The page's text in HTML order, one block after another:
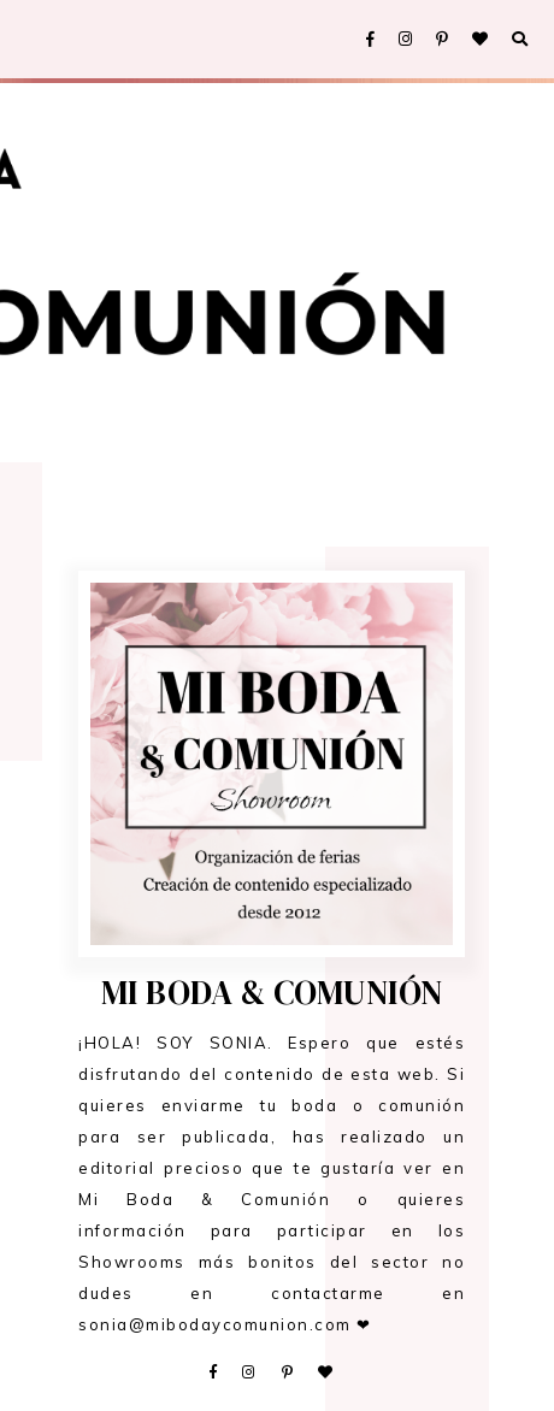
MI BODA & COMUNIÓN
¡HOLA! SOY SONIA. Espero que estés
disfrutando del contenido de esta web. Si
quieres enviarme tu boda o comunión
para ser publicada, has realizado un
editorial precioso que te gustaría ver en
Mi Boda & Comunión o quieres
información para participar en los
Showrooms más bonitos del sector no
dudes en contactarme en
sonia@mibodaycomunion.com ❤